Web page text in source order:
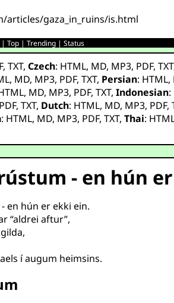
articles/gaza_in_ruins/is.html
|Top |Trending |Status
,TXT,Czech: HTML, MD, MP3, PDF,TXT
, MD, MP3, PDF,TXT, Persian: HTML,
, MD, MP3, PDF,TXT,Indonesian:
PDF,TXT, Dutch: HTML, MD, MP3, PDF,
: HTML, MD, MP3, PDF,TXT,Thai:
- en hún
en hún er ekki ein.
“aldrei aftur”,
í augum heimsins.